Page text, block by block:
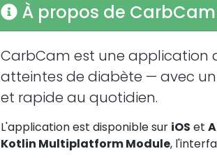
À propos de CarbCam
CarbCam est une application
atteintes de diabète — avec
et rapide au quotidien.
L'application est disponible sur iOS et
Kotlin Multiplatform Module,